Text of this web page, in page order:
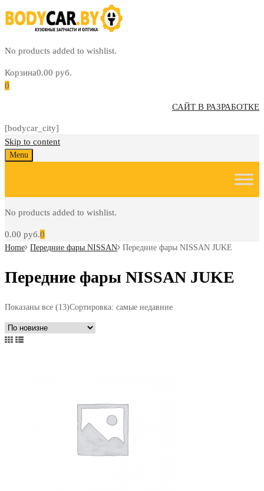
No products added to wishlist.
Корзина0.00 руб.
0
САЙТ В РАЗРАБОТКЕ
[bodycar_city]
Skip to content
Menu
No products added to wishlist.
0.00 руб.0
Home Передние фары NISSAN Передние фары NISSAN JUKE
Передние фары NISSAN JUKE
Показаны все (13)Сортировка: самые недавние